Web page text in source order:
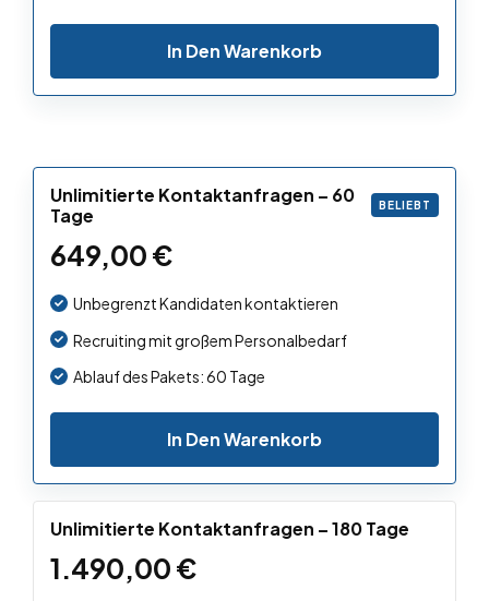
In Den Warenkorb
Unlimitierte Kontaktanfragen – 60
Tage
BELIEBT
649,00€
Unbegrenzt Kandidaten kontaktieren
Recruiting mit großem Personalbedarf
Ablauf des Pakets: 60 Tage
In Den Warenkorb
Unlimitierte Kontaktanfragen – 180 Tage
1.490,00€